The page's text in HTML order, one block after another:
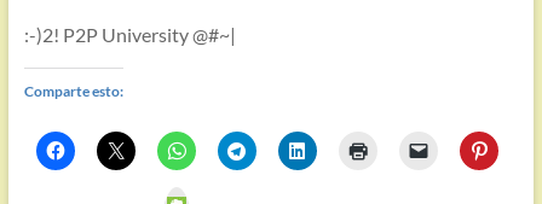
:-)2! P2P University @#~|
Comparte esto: